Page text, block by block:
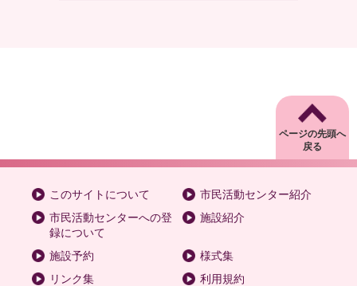
ページの先頭へ
戻る
このサイトについて
市民活動センター紹介
市民活動センターへの登
録について
施設紹介
施設予約
様式集
リンク集
利用規約